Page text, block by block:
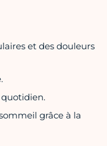
et des douleurs
grâce à la